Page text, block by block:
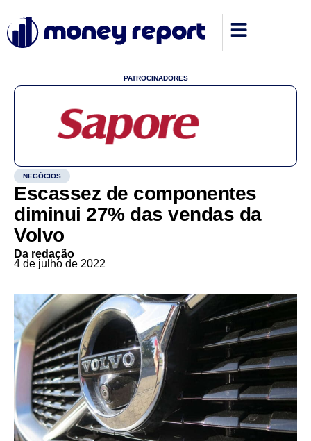
PATROCINADORES
NEGÓCIOS
Escassez de componentes
diminui 27% das vendas da
Volvo
Da redação
4 de julho de 2022